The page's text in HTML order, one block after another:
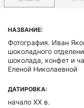
НАЗВАНИЕ:
Фотография. Иван
шоколадного
шоколада, конфет и
Еленой Николаевной
ДАТИРОВКА:
начало ХХ в.